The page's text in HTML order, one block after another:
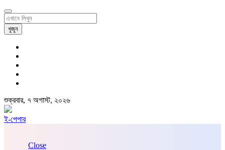
খুজুন
শুক্রবার, ৭ অগাস্ট, ২০২৬
ই-পেপার
Close